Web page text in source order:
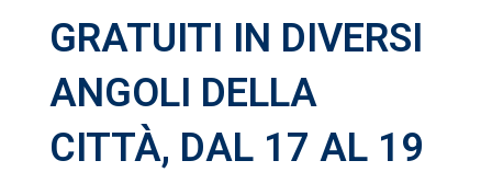
GRATUITI IN DIVERSI
ANGOLI DELLA
CITTÀ, DAL 17 AL 19